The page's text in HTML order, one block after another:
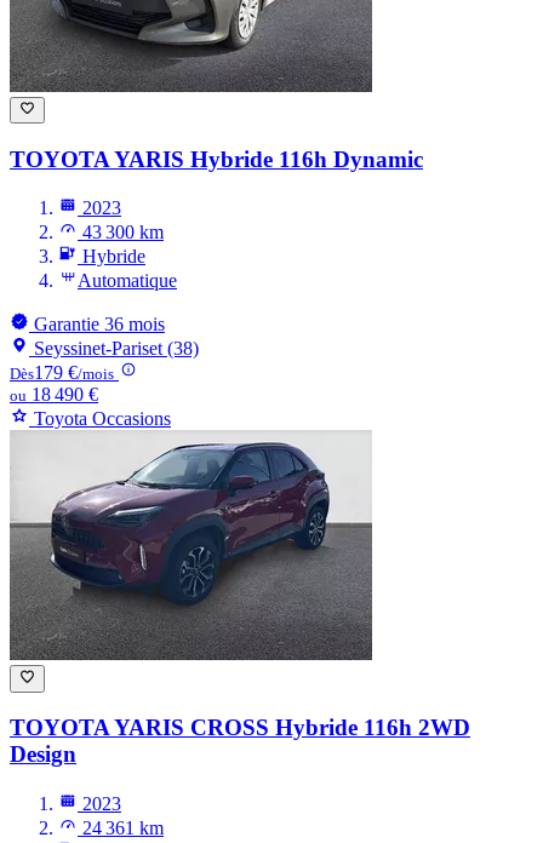
TOYOTA YARIS Hybride 116h Dynamic
2023
43 300 km
Hybride
Automatique
Garantie 36 mois
Seyssinet-Pariset (38)
Dès179 €/mois
ou 18 490 €
Toyota Occasions
TOYOTA YARIS CROSS Hybride 116h 2WD
Design
2023
24 361 km